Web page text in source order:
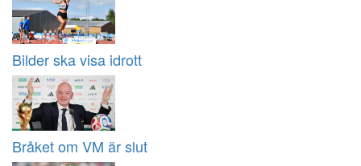
Bilder ska visa idrott
Bråket om VM är slut